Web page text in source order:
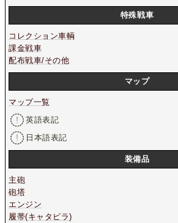
特殊戦車
コレクション車輌
課金戦車
配布戦車/その他
マップ
マップ一覧
英語表記
日本語表記
装備品
主砲
砲塔
エンジン
履帯(キャタピラ)